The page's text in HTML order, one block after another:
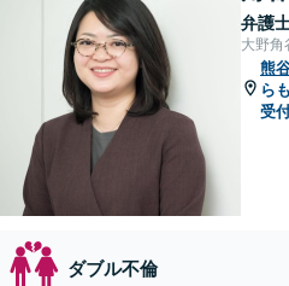
弁護
大野角
熊
ら
受
ダブル不倫